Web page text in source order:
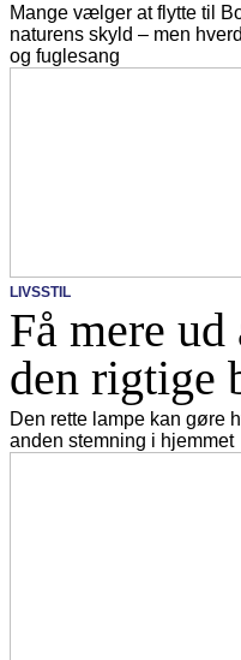
Mange vælger at flytte til
naturens skyld – men
og fuglesang
LIVSSTIL
Få mere
den rigtige
Den rette lampe kan gøre
anden stemning i hjemmet